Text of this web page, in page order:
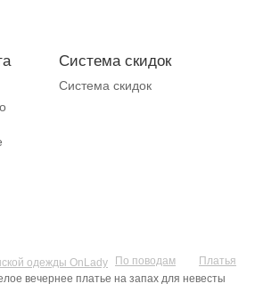
Система скидок
Система скидок
По поводам
Платья
вечернее платье на запах для невесты